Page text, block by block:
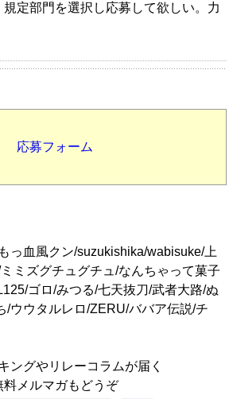
定部門を選択し応募して欲しい。力
応募フォーム
っ血風クン/suzukishika/wabisuke/上
ミズグチュグチュ/なんちゃって菓子
ゴロ/みつる/七天抜刀/武者大路/ぬ
/ウウタルレロ/ZERU/ババア伝説/チ
ングやリレーコラムが届く
料メルマガもどうぞ